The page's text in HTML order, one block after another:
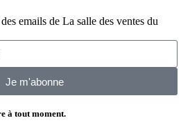
emails de La salle des ventes du
Je m'abonne
à tout moment.